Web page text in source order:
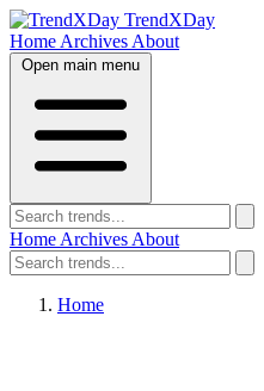
TrendXDay
Home Archives About
Open main menu
Home Archives About
Home